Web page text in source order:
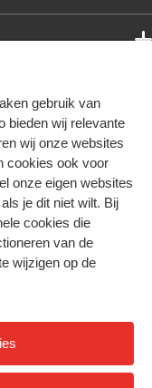
gebruik van
bieden wij relevante
wij onze websites
cookies ook voor
onze eigen websites
je dit niet wilt. Bij
cookies die
van de
wijzigen op de